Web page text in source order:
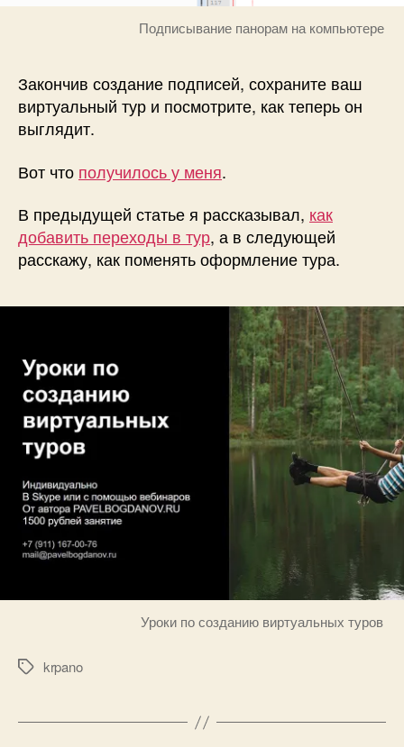
Подписывание панорам на компьютере
Закончив создание подписей, сохраните ваш
виртуальный тур и посмотрите, как теперь он
выглядит.
Вот что получилось у меня.
В предыдущей статье я рассказывал, как
добавить переходы в тур, а в следующей
расскажу, как поменять оформление тура.
Уроки по созданию виртуальных туров
Меткиkrpano